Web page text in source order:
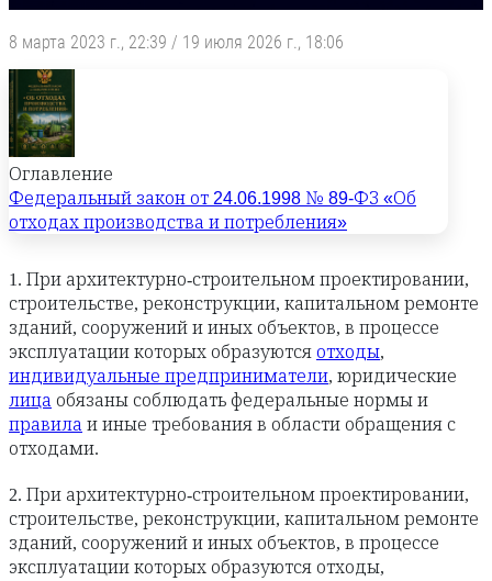
8 марта 2023 г., 22:39 / 19 июля 2026 г., 18:06
Оглавление
Федеральный закон от 24.06.1998 № 89-ФЗ «Об
отходах производства и потребления»
1. При архитектурно-строительном проектировании,
строительстве, реконструкции, капитальном ремонте
зданий, сооружений и иных объектов, в процессе
эксплуатации которых образуются отходы,
индивидуальные предприниматели, юридические
лица обязаны соблюдать федеральные нормы и
правила и иные требования в области обращения с
отходами.
2. При архитектурно-строительном проектировании,
строительстве, реконструкции, капитальном ремонте
зданий, сооружений и иных объектов, в процессе
эксплуатации которых образуются отходы,